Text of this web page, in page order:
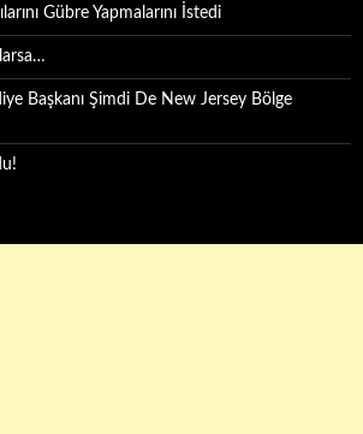
Gübre Yapmalarını İstedi
Başkanı Şimdi De New Jersey Bölge